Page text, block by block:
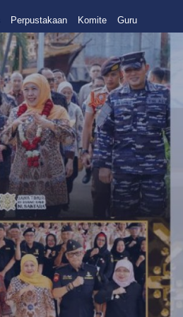
Perpustakaan Komite Guru